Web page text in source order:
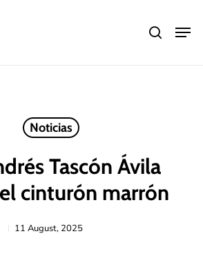
search
Noticias
Tascón Ávila
cinturón marrón
11 August, 2025